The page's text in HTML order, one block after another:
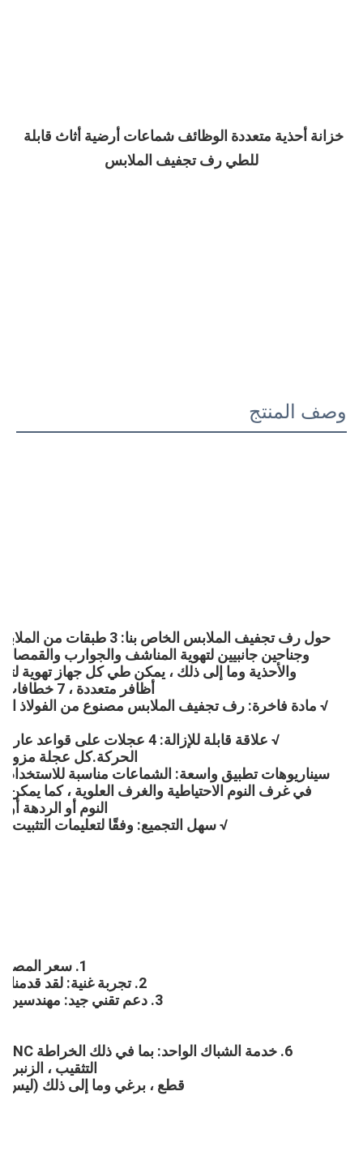
للطي رف تجفيف الملابس
وصف المنتج
أظافر متعددة ، 7 خطافات على جناحين جانبيين لتجفيف إضافي معلق.
الحركة.كل عجلة
النوم أو الردهة
√ سهل التجميع: وفقًا لتعليمات
1. سعر المصنع مباشرة: نحن مصنع ، وليس شركة تجارية.
2. تجربة غنية: لقد قدمنا ​​OEM / ODM وخدمة التجميع منذ عام 2000.
3. دعم تقني جيد: مهندسين محترفين مع أكثر من 10 سنوات من الخبرة
التثقيب ،
قطع ، برغي وما إلى ذلك (ليس